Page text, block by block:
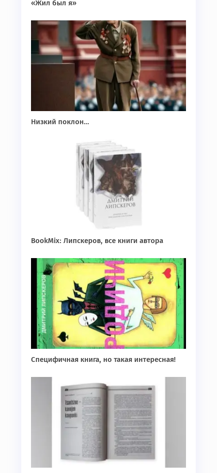
«Жил был я»
Низкий поклон…
BookMix: Липскеров, все книги автора
Специфичная книга, но такая интересная!